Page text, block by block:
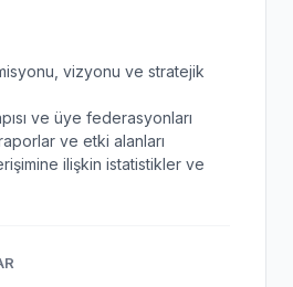
vizyonu ve stratejik
ve üye federasyonları
ve etki alanları
ilişkin istatistikler ve